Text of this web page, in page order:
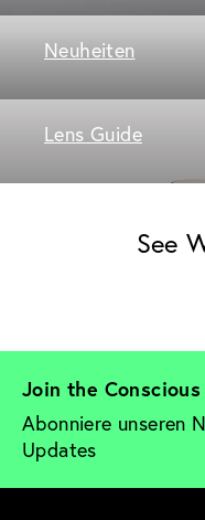
Neuheiten
Lens Guide
See
Join the
Abonniere unseren
Updates